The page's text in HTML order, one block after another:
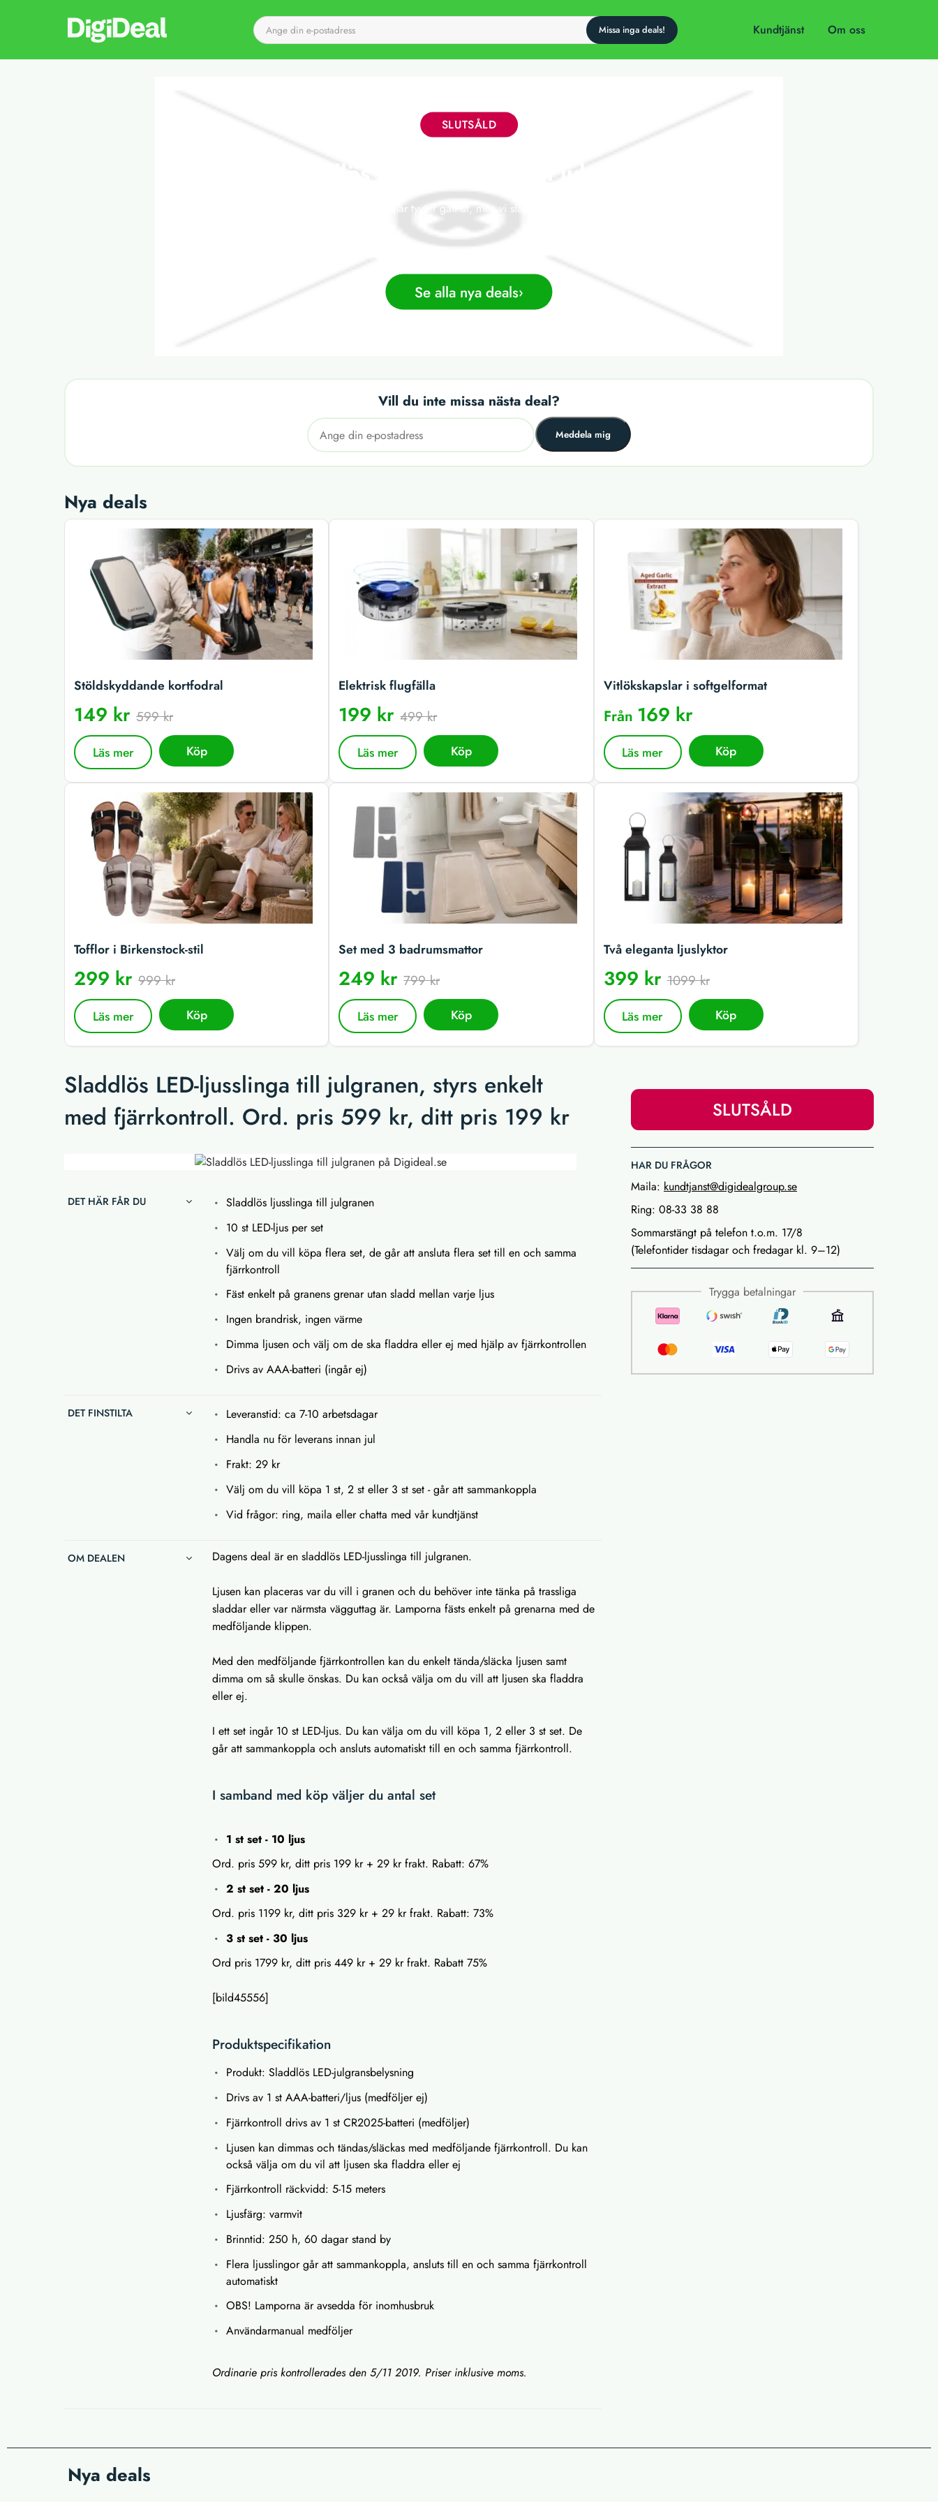
Till startsidan Kundtjänst Om oss
SLUTSÅLD
Det här erbjudandet har tyvärr gått ut, men vi släpper nya deals varje dag!
Se alla nya deals
Vill du inte missa nästa deal?
Meddela mig
Nya deals
Stöldskyddande kortfodral
149 kr 599 kr
Läs mer Köp
Elektrisk flugfälla
199 kr499 kr
Läs mer Köp
Vitlökskapslar i softgelformat
Från 169 kr
Läs mer Köp
Tofflor i Birkenstock-stil
299 kr 999 kr
Läs mer Köp
Set med 3 badrumsmattor
249 kr799 kr
Läs mer Köp
Två eleganta ljuslyktor
399 kr1099 kr
Läs mer Köp
Sladdlös LED-ljusslinga till julgranen, styrs enkelt
med fjärrkontroll. Ord. pris 599 kr, ditt pris 199 kr
SLUTSÅLD
HAR DU FRÅGOR
Maila: kundtjanst@digidealgroup.se
Ring: 08-33 38 88
Sommarstängt på telefon t.o.m. 17/8
(Telefontider tisdagar och fredagar kl. 9–12)
Trygga betalningar
DET HÄR FÅR DU
Sladdlös ljusslinga till julgranen
10 st LED-ljus per set
Välj om du vill köpa flera set, de går att ansluta flera set till en och samma
fjärrkontroll
Fäst enkelt på granens grenar utan sladd mellan varje ljus
Ingen brandrisk, ingen värme
Dimma ljusen och välj om de ska fladdra eller ej med hjälp av fjärrkontrollen
Drivs av AAA-batteri (ingår ej)
DET FINSTILTA
Leveranstid: ca 7-10 arbetsdagar
Handla nu för leverans innan jul
Frakt: 29 kr
Välj om du vill köpa 1 st, 2 st eller 3 st set - går att sammankoppla
Vid frågor: ring, maila eller chatta med vår kundtjänst
OM DEALEN Dagens deal är en sladdlös LED-ljusslinga till julgranen.
Ljusen kan placeras var du vill i granen och du behöver inte tänka på trassliga
sladdar eller var närmsta vägguttag är. Lamporna fästs enkelt på grenarna med de
medföljande klippen.
Med den medföljande fjärrkontrollen kan du enkelt tända/släcka ljusen samt
dimma om så skulle önskas. Du kan också välja om du vill att ljusen ska fladdra
eller ej.
I ett set ingår 10 st LED-ljus. Du kan välja om du vill köpa 1, 2 eller 3 st set. De
går att sammankoppla och ansluts automatiskt till en och samma fjärrkontroll.
I samband med köp väljer du antal set
1 st set - 10 ljus
Ord. pris 599 kr, ditt pris 199 kr + 29 kr frakt. Rabatt: 67%
2 st set - 20 ljus
Ord. pris 1199 kr, ditt pris 329 kr + 29 kr frakt. Rabatt: 73%
3 st set - 30 ljus
Ord pris 1799 kr, ditt pris 449 kr + 29 kr frakt. Rabatt 75%
[bild45556]
Produktspecifikation
Produkt: Sladdlös LED-julgransbelysning
Drivs av 1 st AAA-batteri/ljus (medföljer ej)
Fjärrkontroll drivs av 1 st CR2025-batteri (medföljer)
Ljusen kan dimmas och tändas/släckas med medföljande fjärrkontroll. Du kan
också välja om du vil att ljusen ska fladdra eller ej
Fjärrkontroll räckvidd: 5-15 meters
Ljusfärg: varmvit
Brinntid: 250 h, 60 dagar stand by
Flera ljusslingor går att sammankoppla, ansluts till en och samma fjärrkontroll
automatiskt
OBS! Lamporna är avsedda för inomhusbruk
Användarmanual medföljer
Ordinarie pris kontrollerades den 5/11 2019. Priser inklusive moms.
Nya deals